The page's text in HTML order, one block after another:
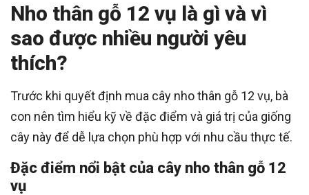
Nho thân gỗ 12 vụ là gì và vì
sao được nhiều người yêu
thích?
Trước khi quyết định mua cây nho thân gỗ 12 vụ, bà
con nên tìm hiểu kỹ về đặc điểm và giá trị của giống
cây này để dễ lựa chọn phù hợp với nhu cầu thực tế.
Đặc điểm nổi bật của cây nho thân gỗ 12
vụ